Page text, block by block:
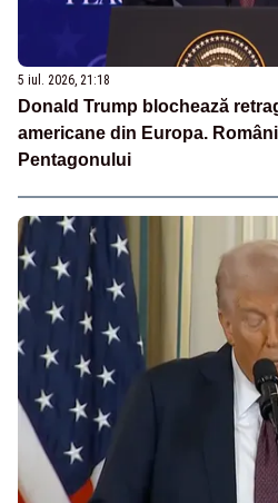
5 iul. 2026, 21:18
Donald Trump blochează
americane din Europa.
Pentagonului